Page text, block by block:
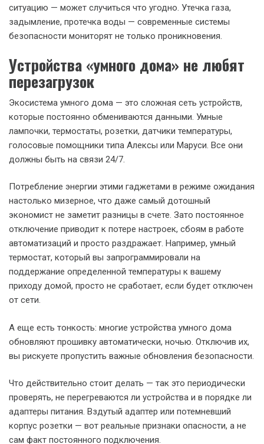
ситуацию — может случиться что угодно. Утечка газа,
задымление, протечка воды — современные системы
безопасности мониторят не только проникновения.
Устройства «умного дома» не любят
перезагрузок
Экосистема умного дома — это сложная сеть устройств,
которые постоянно обмениваются данными. Умные
лампочки, термостаты, розетки, датчики температуры,
голосовые помощники типа Алексы или Маруси. Все они
должны быть на связи 24/7.
Потребление энергии этими гаджетами в режиме ожидания
настолько мизерное, что даже самый дотошный
экономист не заметит разницы в счете. Зато постоянное
отключение приводит к потере настроек, сбоям в работе
автоматизаций и просто раздражает. Например, умный
термостат, который вы запрограммировали на
поддержание определенной температуры к вашему
приходу домой, просто не сработает, если будет отключен
от сети.
А еще есть тонкость: многие устройства умного дома
обновляют прошивку автоматически, ночью. Отключив их,
вы рискуете пропустить важные обновления безопасности.
Что действительно стоит делать — так это периодически
проверять, не перегреваются ли устройства и в порядке ли
адаптеры питания. Вздутый адаптер или потемневший
корпус розетки — вот реальные признаки опасности, а не
сам факт постоянного подключения.